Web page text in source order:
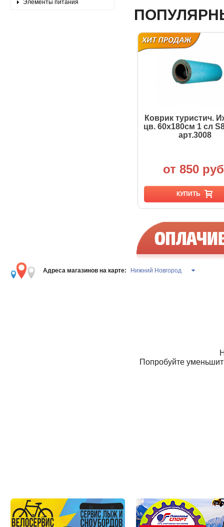
Элементы питания
Коврик туристич.
цв. 60х180см 1 сл
арт.3008
от 850
КУПИТЬ
Адреса магазинов на карте: Нижний Новгород
Попробуйте